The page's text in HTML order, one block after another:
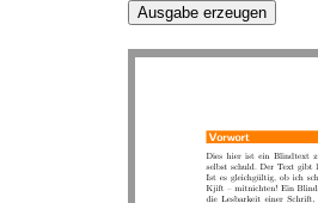
Ausgabe erzeugen